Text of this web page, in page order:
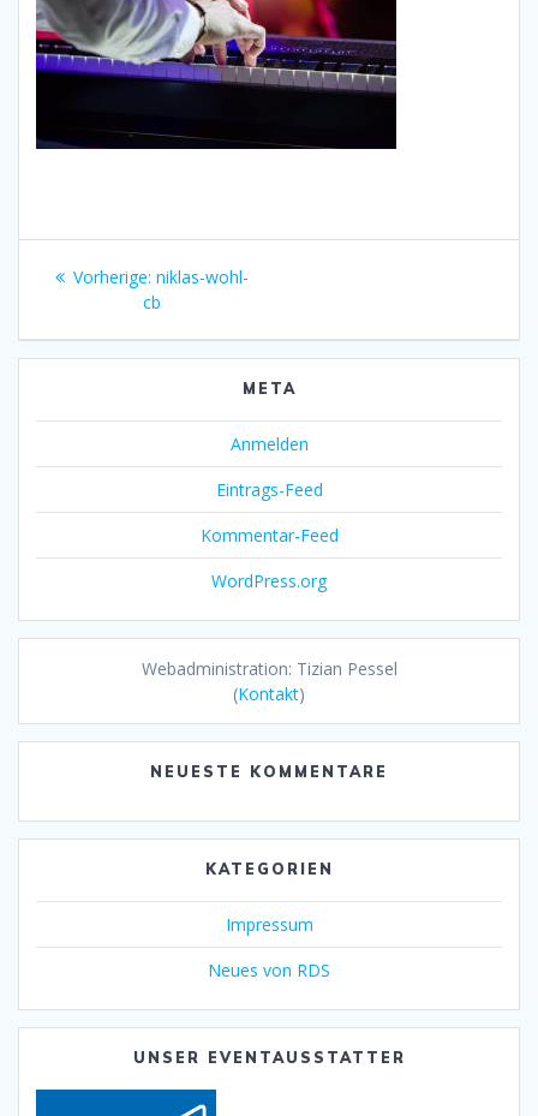
Beitragsnavigation
Vorherige: Vorheriger
Beitrag:
niklas-wohl-
cb
META
Anmelden
Eintrags-Feed
Kommentar-Feed
WordPress.org
Webadministration: Tizian Pessel
(Kontakt)
NEUESTE KOMMENTARE
KATEGORIEN
Impressum
Neues von RDS
UNSER EVENTAUSSTATTER